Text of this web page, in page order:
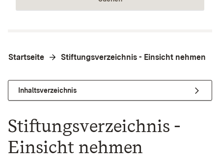
Startseite Stiftungsverzeichnis - Einsicht nehmen
Inhaltsverzeichnis
Stiftungsverzeichnis -
Einsicht nehmen